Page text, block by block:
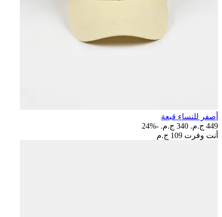
أصفر للنساء قبعة
449 ج.م.‏
340 ج.م.‏
-24%
أنت وفرت 109 ج.م